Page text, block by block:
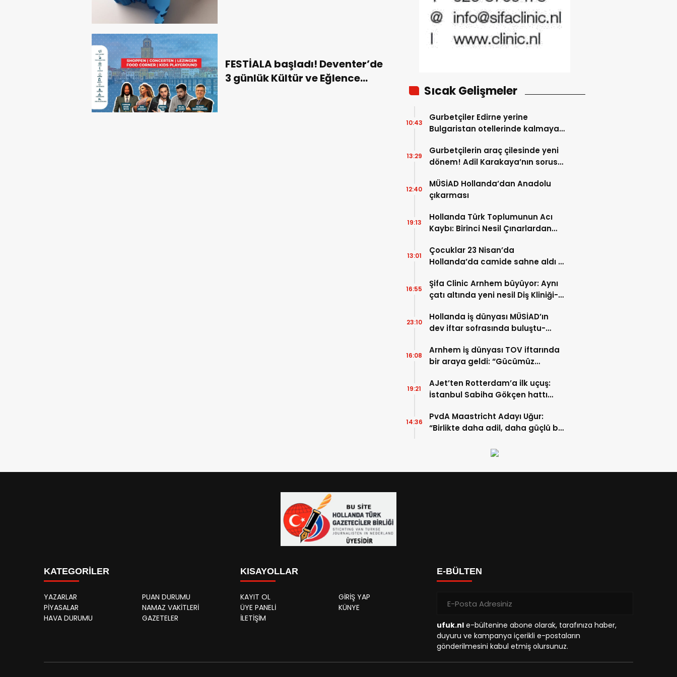
FESTİALA başladı! Deventer’de
3 günlük Kültür ve Eğlence
Sıcak Gelişmeler
Gurbetçiler Edirne yerine
Bulgaristan otellerinde kalmaya
10:43
Gurbetçilerin araç çilesinde yeni
dönem! Adil Karakaya’nın sorusu
13:29
MÜSİAD Hollanda’dan Anadolu
çıkarması
12:40
Hollanda Türk Toplumunun Acı
Kaybı: Birinci Nesil Çınarlardan
19:13
Çocuklar 23 Nisan’da
Hollanda’da camide sahne aldı –
13:01
Şifa Clinic Arnhem büyüyor: Aynı
çatı altında yeni nesil Diş Kliniği-
16:55
Hollanda iş dünyası MÜSİAD’ın
dev iftar sofrasında buluştu-
23:10
Arnhem iş dünyası TOV iftarında
bir araya geldi: “Gücümüz
16:08
AJet’ten Rotterdam’a ilk uçuş:
İstanbul Sabiha Gökçen hattı
19:21
PvdA Maastricht Adayı Uğur:
“Birlikte daha adil, daha güçlü bir
14:36
KATEGORİLER
YAZARLAR
PUAN DURUMU
PİYASALAR
NAMAZ VAKİTLERİ
HAVA DURUMU
GAZETELER
KISAYOLLAR
KAYIT OL
GİRİŞ YAP
ÜYE PANELİ
KÜNYE
İLETİŞİM
E-BÜLTEN
ufuk.nl e-bültenine abone olarak, tarafınıza haber,
duyuru ve kampanya içerikli e-postaların
gönderilmesini kabul etmiş olursunuz.